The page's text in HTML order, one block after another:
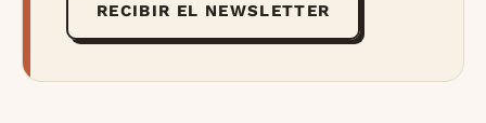
RECIBIR EL NEWSLETTER